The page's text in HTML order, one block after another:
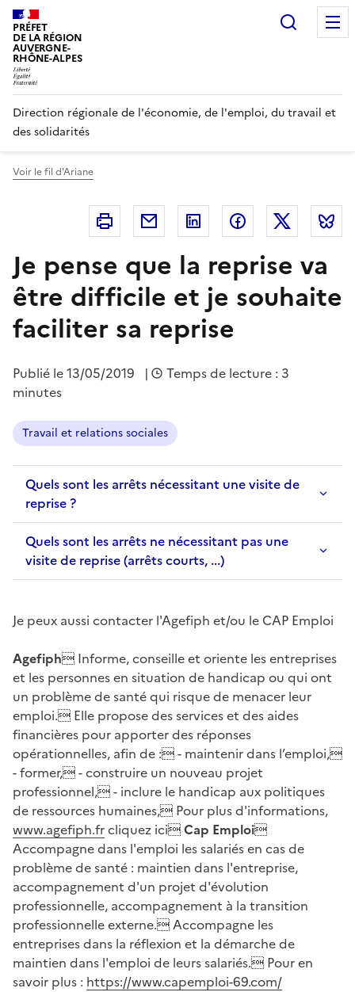
Panneau de gestion des cookies
PRÉFET
DE LA RÉGION
AUVERGNE-
RHÔNE-ALPES
Direction régionale de l'économie, de l'emploi, du travail et
des solidarités
Voir le fil d'Ariane
Imprimer Courriel Linkedin FacebookTwitter
Je pense que la reprise va
être difficile et je souhaite
faciliter sa reprise
Publié le13/05/2019 |
Temps de lecture : 3
minutes
Travail et relations sociales
Quels sont les arrêts nécessitant une visite de
reprise ?
Quels sont les arrêts ne nécessitant pas une
visite de reprise (arrêts courts, ...)
Je peux aussi contacter l'Agefiph et/ou le CAP Emploi
Agefiph Informe, conseille et oriente les entreprises
et les personnes en situation de handicap ou qui ont
un problème de santé qui risque de menacer leur
emploi. Elle propose des services et des aides
financières pour apporter des réponses
opérationnelles, afin de : - maintenir dans l’emploi,
- former, - construire un nouveau projet
professionnel, - inclure le handicap aux politiques
de ressources humaines, Pour plus d'informations,
www.agefiph.frcliquez iciCap Emploi
Accompagne dans l'emploi les salariés en cas de
problème de santé : maintien dans l'entreprise,
accompagnement d'un projet d'évolution
professionnelle, accompagnement à la transition
professionnelle externe. Accompagne les
entreprises dans la réflexion et la démarche de
maintien dans l'emploi de leurs salariés. Pour en
savoir plus : https://www.capemploi-69.com/